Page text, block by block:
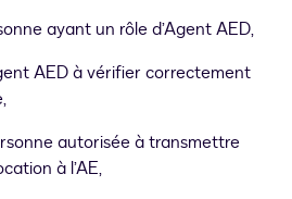
ayant un rôle d’Agent AED,
AED à vérifier correctement
autorisée à transmettre
à l’AE,